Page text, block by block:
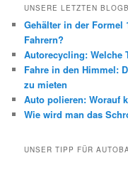
UNSERE LETZTEN
Gehälter in der Formel
Fahrern?
Autorecycling: Welche
Fahre in den Himmel:
zu mieten
Auto polieren: Worauf
Wie wird man das
UNSER TIPP FÜR